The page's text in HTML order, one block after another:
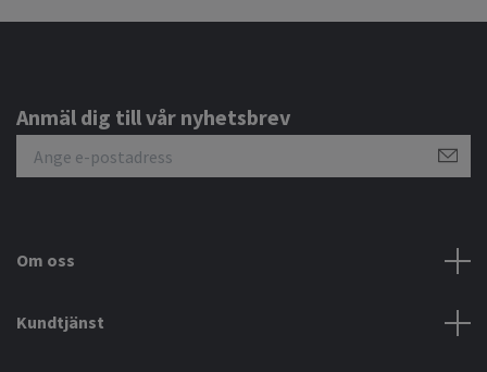
Anmäl dig till vår nyhetsbrev
Om oss
Kundtjänst